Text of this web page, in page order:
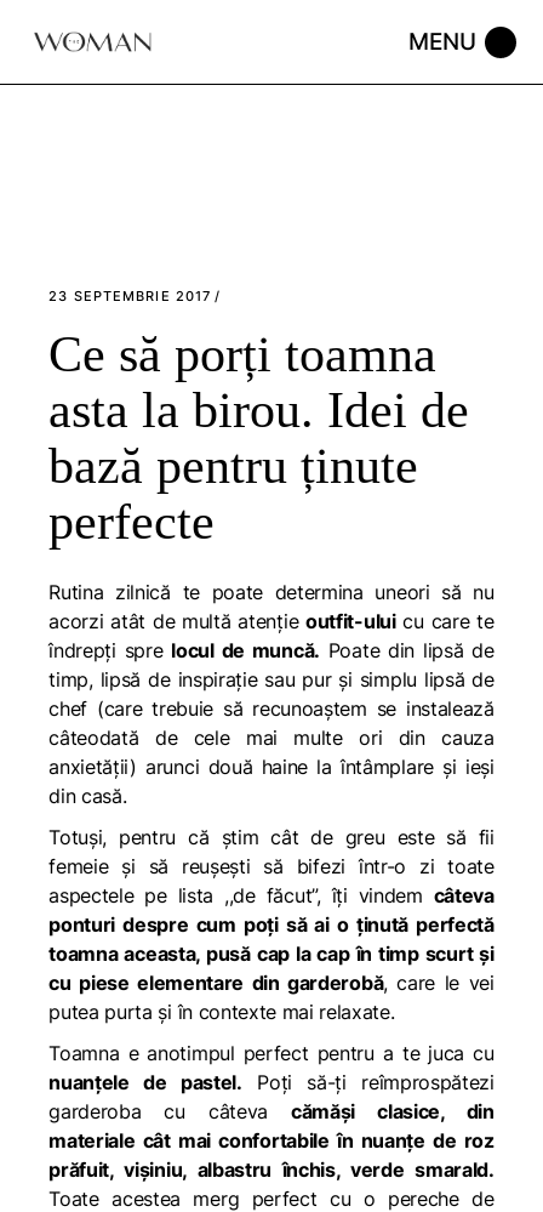
23 SEPTEMBRIE 2017
Ce să porți toamna
asta la birou. Idei de
bază pentru ținute
perfecte
Rutina zilnică te poate determina uneori să nu
acorzi atât de multă atențieoutfit-uluicu care te
îndrepți spre locul de muncă. Poate din lipsă de
timp, lipsă de inspirație sau pur și simplu lipsă de
chef (care trebuie să recunoaștem se instalează
câteodată de cele mai multe ori din cauza
anxietății) arunci două haine la întâmplare și ieși
din casă.
Totuși, pentru că știm cât de greu este să fii
femeie și să reușești să bifezi într-o zi toate
aspectele pe lista ,,de făcut”, îți vindem câteva
ponturi despre cum poți să ai o ținută perfectă
toamna aceasta, pusă cap la cap în timp scurt și
cu piese elementare din garderobă, care le vei
putea purta și în contexte mai relaxate.
Toamna e anotimpul perfect pentru a te juca cu
nuanțele de pastel. Poți să-ți reîmprospătezi
garderoba cu câtevacămăși clasice, din
materiale cât mai confortabile în nuanțe de roz
prăfuit, vișiniu, albastru închis, verde smarald.
Toate acestea merg perfect cu o pereche de